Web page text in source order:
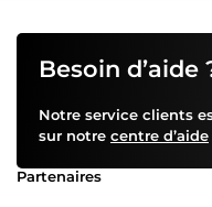
Besoin d’aide
Notre service clients
sur notre centre d’aide
Partenaires